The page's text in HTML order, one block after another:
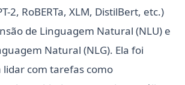
2, RoBERTa, XLM, DistilBert, etc.)
de Linguagem Natural (NLU) e
Natural (NLG). Ela foi
com tarefas como